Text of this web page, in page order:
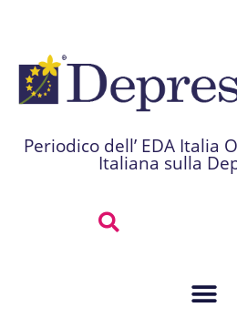
Periodico dell’ EDA Italia
Italiana sulla